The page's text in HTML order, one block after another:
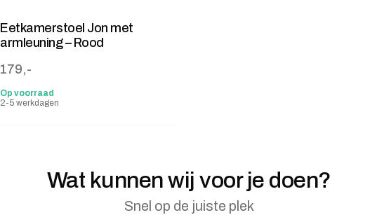
Eetkamerstoel Jon met
armleuning – Rood
179,-
Op voorraad
2-5 werkdagen
Wat kunnen wij voor je doen?
Snel op de juiste plek